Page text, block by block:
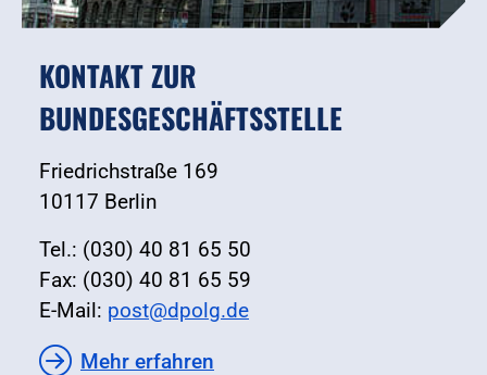
KONTAKT ZUR
BUNDESGESCHÄFTSSTELLE
Friedrichstraße 169
10117 Berlin
Tel.: (030) 40 81 65 50
Fax: (030) 40 81 65 59
E-Mail: post@dpolg.de
Mehr erfahren